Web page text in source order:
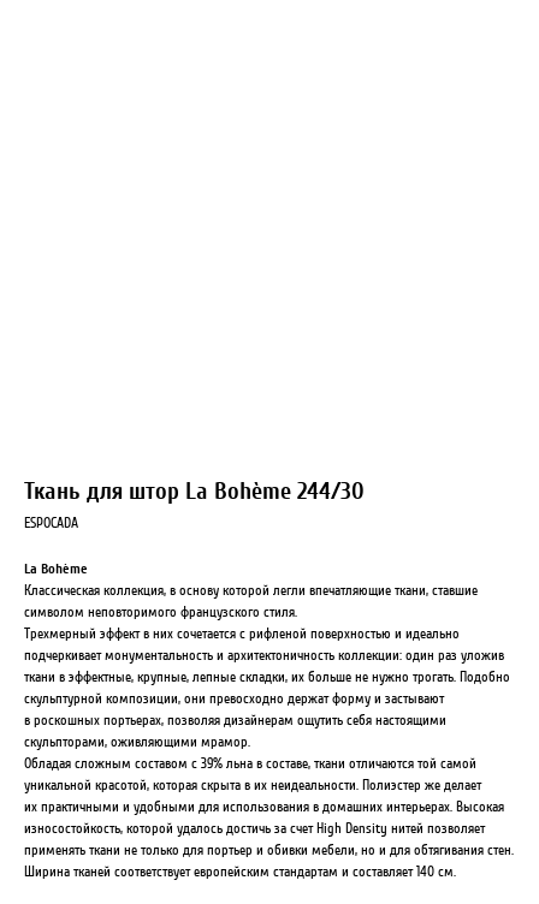
Ткань для штор La Bohème 244/30
ESPOCADA
La Bohème
Классическая коллекция, в основу которой легли впечатляющие ткани, ставшие
символом неповторимого французского стиля.
Трехмерный эффект в них сочетается с рифленой поверхностью и идеально
подчеркивает монументальность и архитектоничность коллекции: один раз уложив
ткани в эффектные, крупные, лепные складки, их больше не нужно трогать. Подобно
скульптурной композиции, они превосходно держат форму и застывают
в роскошных портьерах, позволяя дизайнерам ощутить себя настоящими
скульпторами, оживляющими мрамор.
Обладая сложным составом с 39% льна в составе, ткани отличаются той самой
уникальной красотой, которая скрыта в их неидеальности. Полиэстер же делает
их практичными и удобными для использования в домашних интерьерах. Высокая
износостойкость, которой удалось достичь за счет High Density нитей позволяет
применять ткани не только для портьер и обивки мебели, но и для обтягивания стен.
Ширина тканей соответствует европейским стандартам и составляет 140 см.